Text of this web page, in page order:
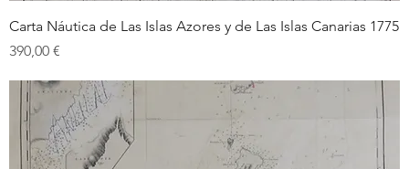
Carta Náutica de Las Islas Azores y de Las Islas Canarias 1775
Prix
390,00 €